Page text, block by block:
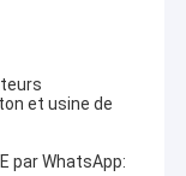
et usine de
par WhatsApp: